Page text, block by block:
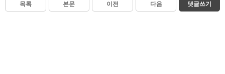
목록 본문 이전 다음 댓글쓰기